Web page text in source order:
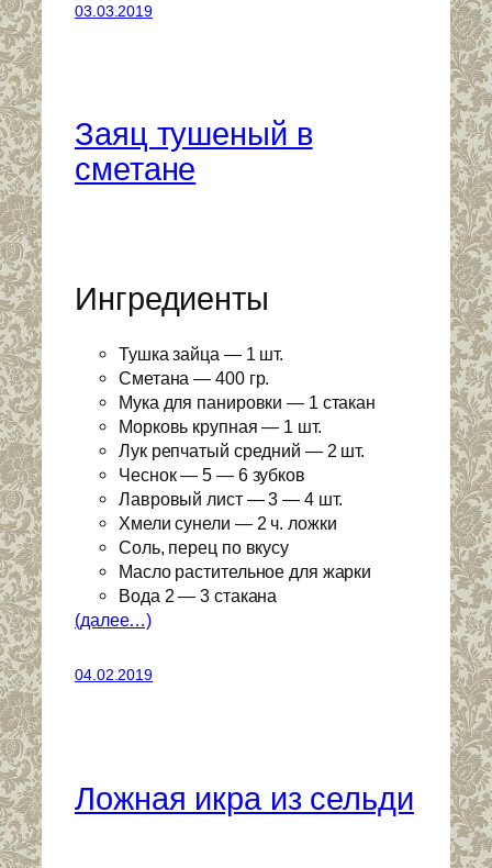
03.03.2019
Заяц тушеный в
сметане
Ингредиенты
Тушка зайца — 1 шт.
Сметана — 400 гр.
Мука для панировки — 1 стакан
Морковь крупная — 1 шт.
Лук репчатый средний — 2 шт.
Чеснок — 5 — 6 зубков
Лавровый лист — 3 — 4 шт.
Хмели сунели — 2 ч. ложки
Соль, перец по вкусу
Масло растительное для жарки
Вода 2 — 3 стакана
(далее…)
04.02.2019
Ложная икра из сельди